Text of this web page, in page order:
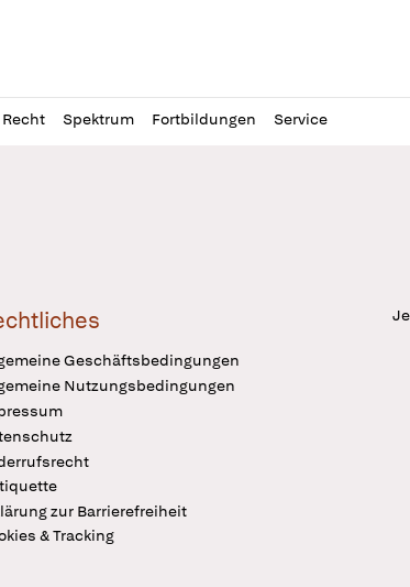
Recht Spektrum Fortbildungen Service
Geschäftsbedingungen
Nutzungsbedingungen
zur Barrierefreiheit
& Tracking